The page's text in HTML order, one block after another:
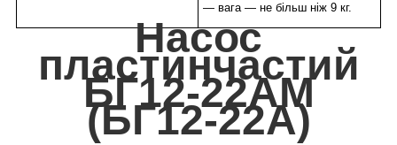
— вага — не більш ніж 9 кг.
Насос
пластинчастий
БГ12-22АМ
(БГ12-22А)